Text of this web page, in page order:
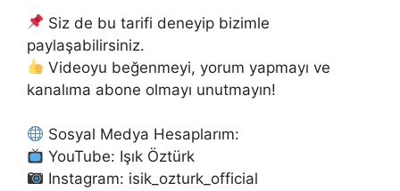
Siz de bu tarifi deneyip bizimle
paylaşabilirsiniz.
Videoyu beğenmeyi, yorum yapmayı ve
kanalıma abone olmayı unutmayın!
Sosyal Medya Hesaplarım:
YouTube: Işık Öztürk
Instagram: isik_ozturk_official